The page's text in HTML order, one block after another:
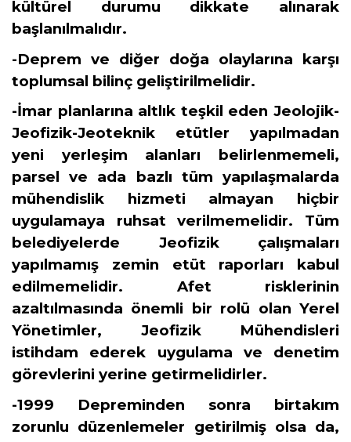
kültürel durumu dikkate alınarak
başlanılmalıdır.
-Deprem ve diğer doğa olaylarına karşı
toplumsal bilinç geliştirilmelidir.
-İmar planlarına altlık teşkil eden Jeolojik-
Jeofizik-Jeoteknik etütler yapılmadan
yeni yerleşim alanları belirlenmemeli,
parsel ve ada bazlı tüm yapılaşmalarda
mühendislik hizmeti almayan hiçbir
uygulamaya ruhsat verilmemelidir. Tüm
belediyelerde Jeofizik çalışmaları
yapılmamış zemin etüt raporları kabul
edilmemelidir. Afet risklerinin
azaltılmasında önemli bir rolü olan Yerel
Yönetimler, Jeofizik Mühendisleri
istihdam ederek uygulama ve denetim
görevlerini yerine getirmelidirler.
-1999 Depreminden sonra birtakım
zorunlu düzenlemeler getirilmiş olsa da,